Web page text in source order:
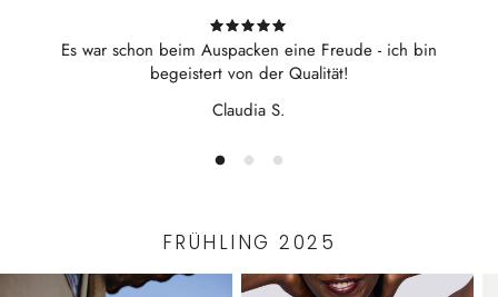
Silberfarbene Logo-Applikation hinten
Es war schon beim Auspacken eine Freude - ich bin
begeistert von der Qualität!
Claudia S.
FRÜHLING 2025